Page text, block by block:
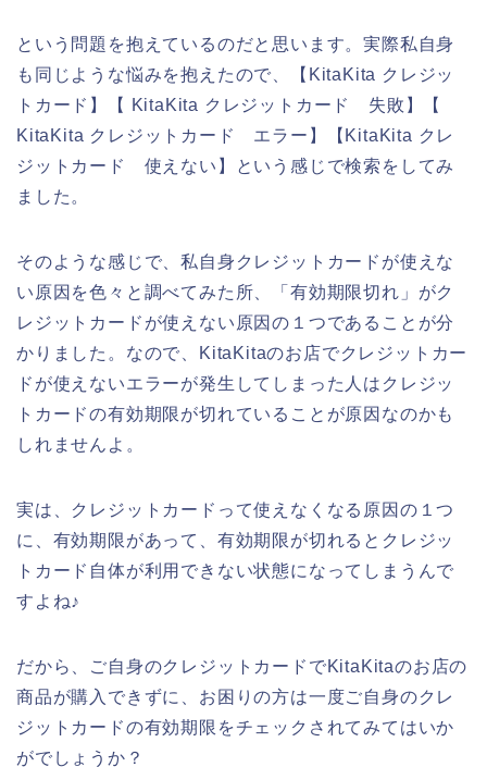
という問題を抱えているのだと思います。実際私自身
も同じような悩みを抱えたので、【KitaKita クレジッ
トカード】【 KitaKita クレジットカード 失敗】【
KitaKita クレジットカード エラー】【KitaKita クレ
ジットカード 使えない】という感じで検索をしてみ
ました。
そのような感じで、私自身クレジットカードが使えな
い原因を色々と調べてみた所、「有効期限切れ」がク
レジットカードが使えない原因の１つであることが分
かりました。なので、KitaKitaのお店でクレジットカー
ドが使えないエラーが発生してしまった人はクレジッ
トカードの有効期限が切れていることが原因なのかも
しれませんよ。
実は、クレジットカードって使えなくなる原因の１つ
に、有効期限があって、有効期限が切れるとクレジッ
トカード自体が利用できない状態になってしまうんで
すよね♪
だから、ご自身のクレジットカードでKitaKitaのお店の
商品が購入できずに、お困りの方は一度ご自身のクレ
ジットカードの有効期限をチェックされてみてはいか
がでしょうか？